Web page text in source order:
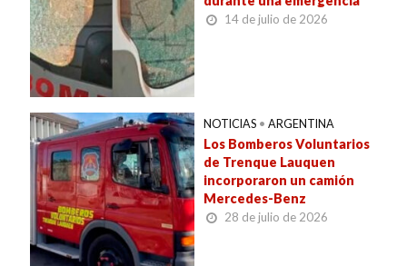
14 de julio de 2026
NOTICIAS • ARGENTINA
Los Bomberos Voluntarios
de Trenque Lauquen
incorporaron un camión
Mercedes-Benz
28 de julio de 2026